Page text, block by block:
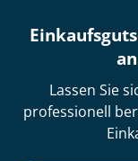
Lassen Sie
professionell